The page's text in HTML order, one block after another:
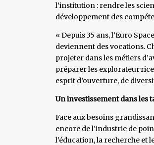
l’institution : rendre les
développement des
« Depuis 35 ans, l’Euro
deviennent des vocations.
projeter dans les métiers
préparer les
esprit d’ouverture, de
Un investissement dans les
Face aux besoins
encore de l’industrie de
l’éducation, la recherche et